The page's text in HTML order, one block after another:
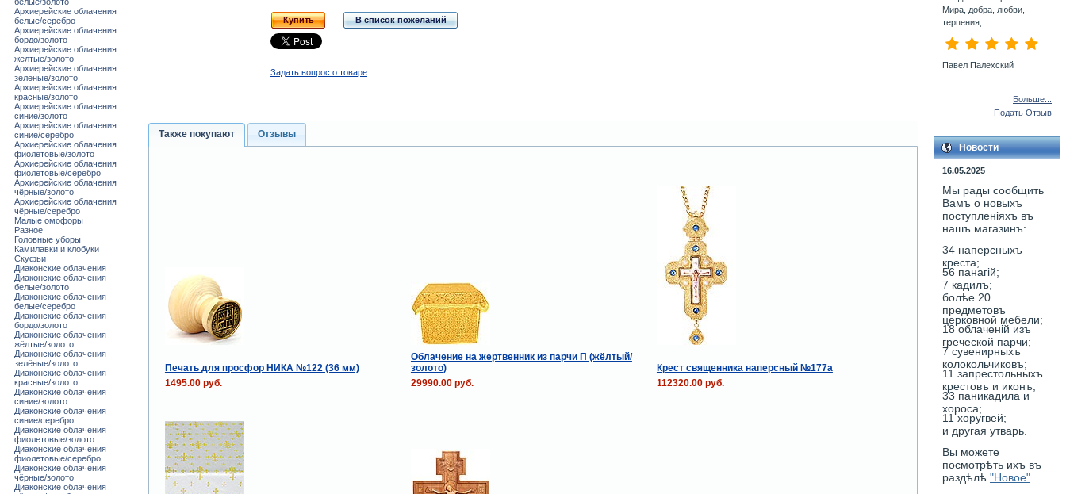
Купить В список пожеланий
Задать вопрос о товаре
Также покупают Отзывы
Печать для просфор НИКА №122 (36 мм)
Облачение на жертвенник из парчи П (жёлтый/
золото)
Крест священника наперсный №177a
1495.00 руб.
29990.00 руб. 112320.00 руб.
Архиерейские облачения
белые/серебро
Архиерейские облачения
бордо/золото
Архиерейские облачения
жёлтые/золото
Архиерейские облачения
зелёные/золото
Архиерейские облачения
красные/золото
Архиерейские облачения
синие/золото
Архиерейские облачения
синие/серебро
Архиерейские облачения
фиолетовые/золото
Архиерейские облачения
фиолетовые/серебро
Архиерейские облачения
чёрные/золото
Архиерейские облачения
чёрные/серебро
Малые омофоры
Разное
Головные уборы
Камилавки и клобуки
Скуфьи
Диаконские облачения
Диаконские облачения
белые/золото
Диаконские облачения
белые/серебро
Диаконские облачения
бордо/золото
Диаконские облачения
жёлтые/золото
Диаконские облачения
зелёные/золото
Диаконские облачения
красные/золото
Диаконские облачения
синие/золото
Диаконские облачения
синие/серебро
Диаконские облачения
фиолетовые/золото
Диаконские облачения
фиолетовые/серебро
Диаконские облачения
чёрные/золото
Диаконские облачения
Мира, добра, любви,
терпения,...
Павел Палехский
Больше...
Подать Отзыв
Новости
16.05.2025
Мы рады сообщить
Вамъ о новыхъ
поступленiяхъ въ
нашъ магазинъ:
34 наперсныхъ
креста;
56 панагiй;
7 кадилъ;
болѣе 20
предметовъ
церковной мебели;
18 облаченiй изъ
греческой парчи;
7 сувенирныхъ
колокольчиковъ;
11 запрестольныхъ
крестовъ и иконъ;
33 паникадила и
хороса;
11 хоругвей;
и другая утварь.
Вы можете
посмотрѣть ихъ въ
раздѣлѣ "Новое"